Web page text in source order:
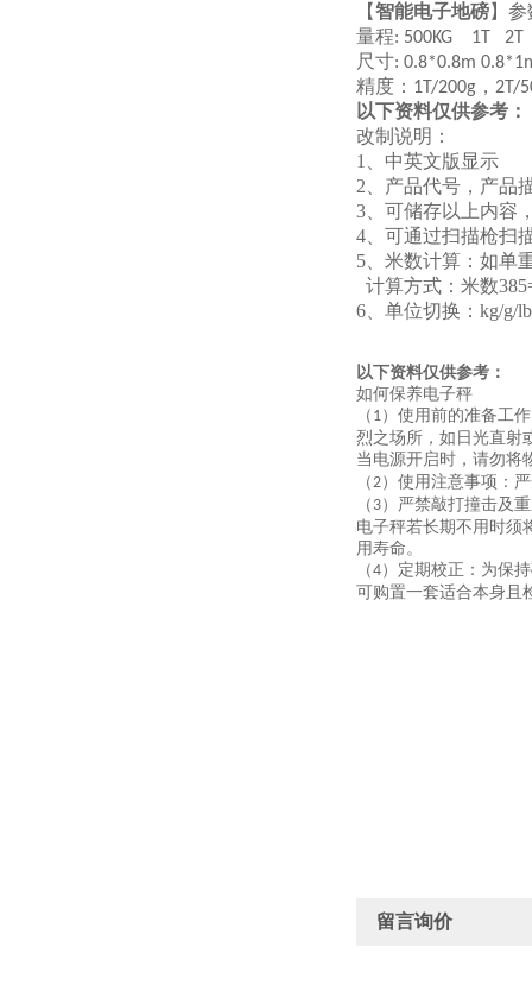
【智能电子地磅】
量程: 500KG 1T 2T
尺寸: 0.8*0.8m
精度： 1T/200g ， 2T/
以下资料仅供参考：
改制说明：
1、中英文版显示
2、产品代号，产品
3、可储存以上内容
4、可通过扫描枪扫
5、米数计算：如单
计算方式：米数
6 、单位切换： kg/g/lb
以下资料仅供参考：
如何保养电子秤
（ 1）使用前的准备工
烈之场所，如日光直射
当电源开启时，请勿将
（2）使用注意事项：
（ 3）严禁敲打撞击及
电子秤若长期不用时须
用寿命。
（4）定期校正：为保
可购置一套适合本身且
留言询价